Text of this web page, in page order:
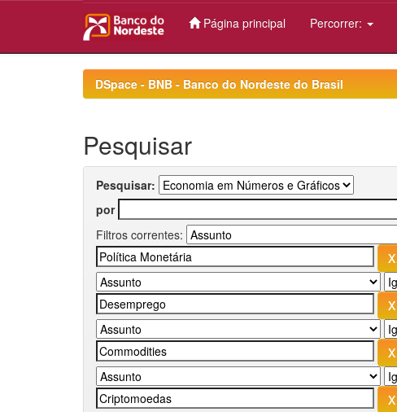
Página principal Percorrer:
DSpace - BNB - Banco do Nordeste do Brasil
Pesquisar
Pesquisar:
por
Filtros correntes: